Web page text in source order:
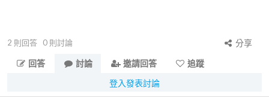
2 則回答 0 則討論
分享
回答
討論 邀請回答
追蹤
登入發表討論